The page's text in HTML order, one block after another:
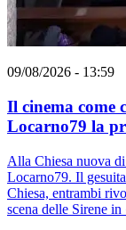
09/08/2026 - 13:59
Il cinema come
Locarno79 la
Alla Chiesa nuova
Locarno79. Il
Chiesa, entrambi
scena delle Sirene